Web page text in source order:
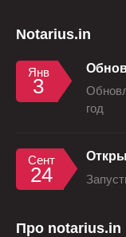
Notarius.in
Янв
3
год
Сент
24
Про notarius.in